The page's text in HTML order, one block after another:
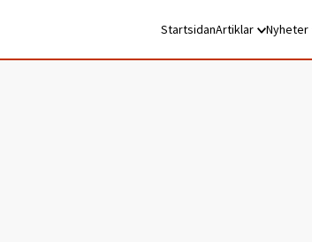
StartsidanArtiklar Nyheter